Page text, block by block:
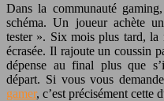
Dans la communauté
schéma. Un joueur achète
tester ». Six mois plus tard, la
écrasée. Il rajoute un coussin
dépense au final plus que
départ. Si vous vous
gamer, c’est précisément cette